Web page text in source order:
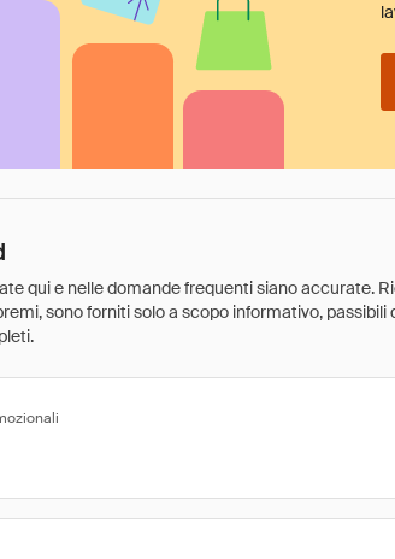
qui e nelle domande frequenti siano accurate.
sono forniti solo a scopo informativo,